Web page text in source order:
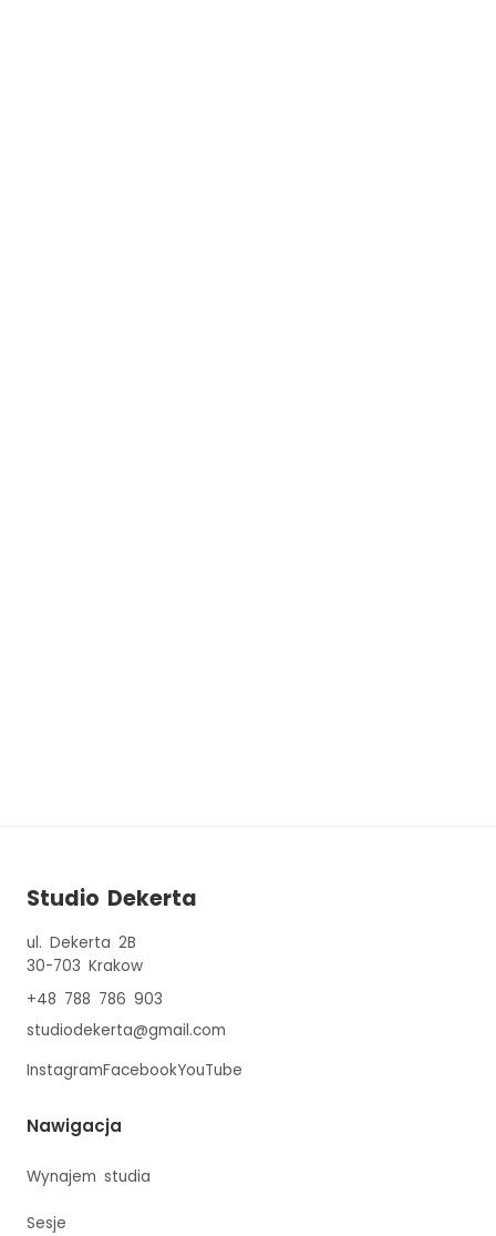
Studio Dekerta
ul. Dekerta 2B
30-703 Krakow
+48 788 786 903
studiodekerta@gmail.com
InstagramFacebookYouTube
Nawigacja
Wynajem studia
Sesje